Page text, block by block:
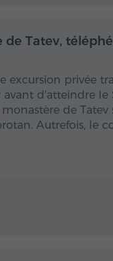
Toute la
de Tatev,
excursion privée
avant d'atteindre
de
Autrefois, le